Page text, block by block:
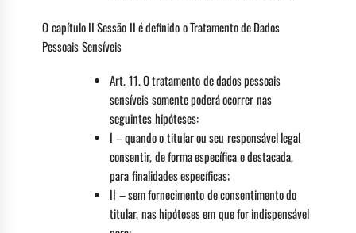
O capítulo II Sessão II é definido o Tratamento de Dados
Pessoais Sensíveis
Art. 11. O tratamento de dados pessoais
sensíveis somente poderá ocorrer nas
seguintes hipóteses:
I – quando o titular ou seu responsável legal
consentir, de forma específica e destacada,
para finalidades específicas;
II – sem fornecimento de consentimento do
titular, nas hipóteses em que for indispensável